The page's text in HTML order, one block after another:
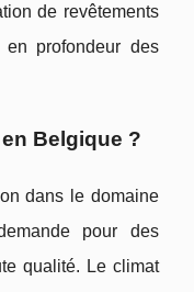
de revêtements
en profondeur des
Belgique ?
dans le domaine
pour des
qualité. Le climat